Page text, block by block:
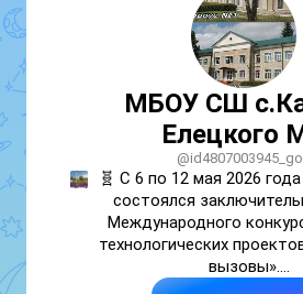
МБОУ СШ
Елецкого
🧬 С 6 по 12 мая 2026
состоялся
Международного
технологических
вызовы».